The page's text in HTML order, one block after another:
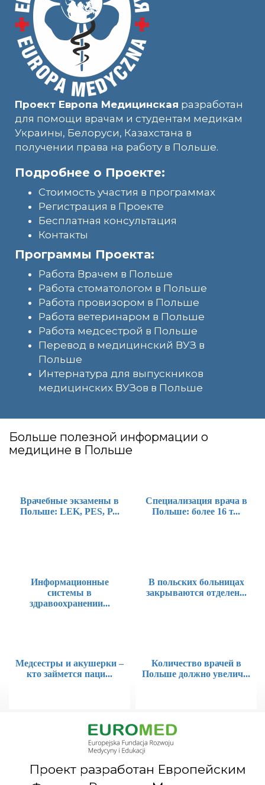
Проект Европа Медицинская разработан
для помощи врачам и студентам медикам
Украины, Белоруси, Казахстана в
получении права на работу в Польше.
Подробнее о Проекте:
Стоимость участия в программах
Регистрация в Проекте
Бесплатная консультация
Контакты
Программы Проекта:
Работа Врачем в Польше
Работа стоматологом в Польше
Работа провизором в Польше
Работа ветеринаром в Польше
Работа медсестрой в Польше
Перевод в медицинский ВУЗ в
Польше
Интернатура для выпускников
медицинских ВУЗов в Польше
Больше полезной информации о
медицине в Польше
Врачебные экзамены в
Польше: LEK, PES, P...
Специализация врача в
Польше: более 16 т...
Информационные
системы в
здравоохранении...
В польских больницах
закрываются отделен...
Медсестры и акушерки –
кто займется паци...
Количество врачей в
Польше должно увелич...
Проект разработан Европейским